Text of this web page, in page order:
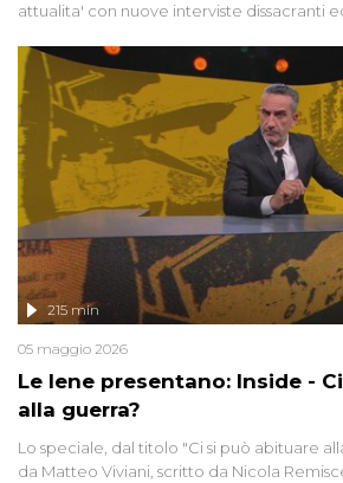
attualita' con nuove interviste dissacranti
Le Iene presentano: Inside -
alla guerra?
215 min
05 maggio 2026
Lo speciale, dal titolo "Ci si può abituare
da Matteo Viviani, scritto da Nicola